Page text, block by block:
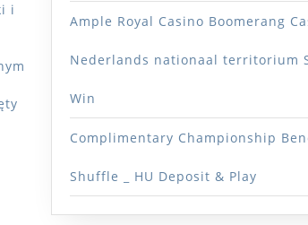
i
Ample Royal Casino Boomerang
Nederlands nationaal territorium
Win
Complimentary Championship
Shuffle _ HU Deposit & Play